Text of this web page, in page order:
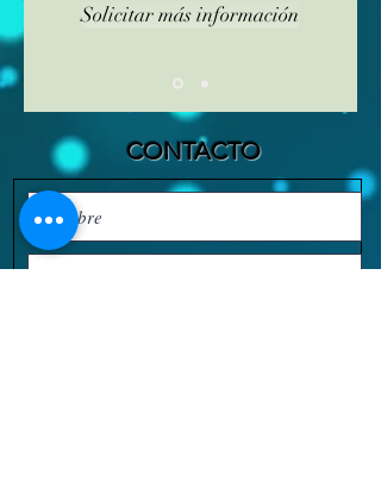
Solicitar más información
CONTACTO